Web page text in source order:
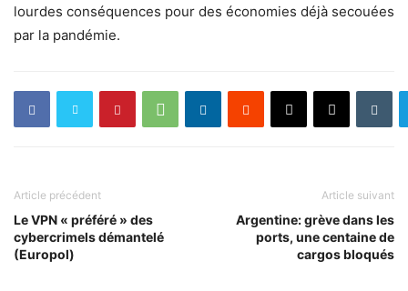
lourdes conséquences pour des économies déjà secouées
par la pandémie.
Article précédent
Le VPN « préféré » des
cybercrimels démantelé
(Europol)
Article suivant
Argentine: grève dans les
ports, une centaine de
cargos bloqués